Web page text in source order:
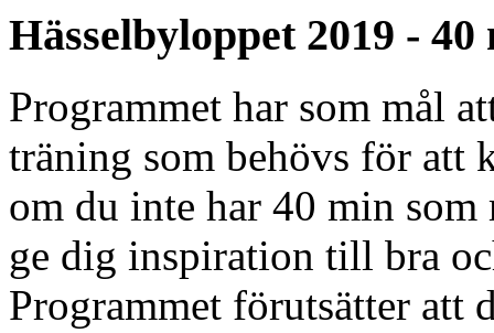
Hässelbyloppet 2019 -
Programmet har som mål
träning som behövs för att
om du inte har 40 min
ge dig inspiration till bra
Programmet förutsätter att